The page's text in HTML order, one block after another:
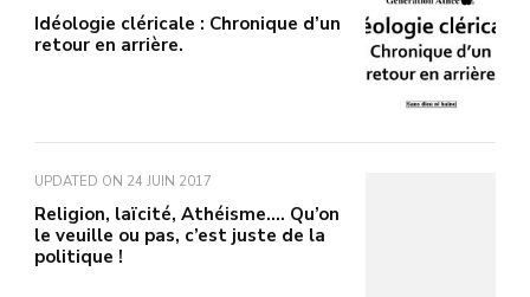
Idéologie cléricale : Chronique d’un
retour en arrière.
UPDATED ON 24 JUIN 2017
Religion, laïcité, Athéisme…. Qu’on
le veuille ou pas, c’est juste de la
politique !